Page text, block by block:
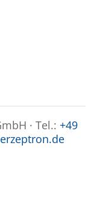
· Tel.: +49